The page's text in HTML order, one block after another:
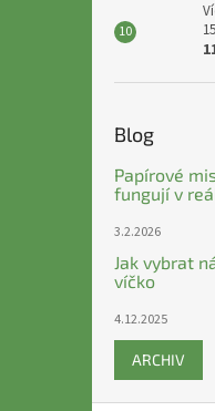
Blog
Papírové
fungují v
3.2.2026
Jak vybrat
víčko
4.12.2025
ARCHIV